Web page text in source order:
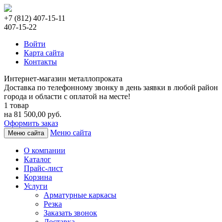
+7 (812) 407-15-11
407-15-22
Войти
Карта сайта
Контакты
Интернет-магазин металлопроката
Доставка по телефонному звонку в день заявки в любой район
города и области с оплатой на месте!
1 товар
на 81 500,00 руб.
Оформить заказ
Меню сайта Меню сайта
О компании
Каталог
Прайс-лист
Корзина
Услуги
Арматурные каркасы
Резка
Заказать звонок